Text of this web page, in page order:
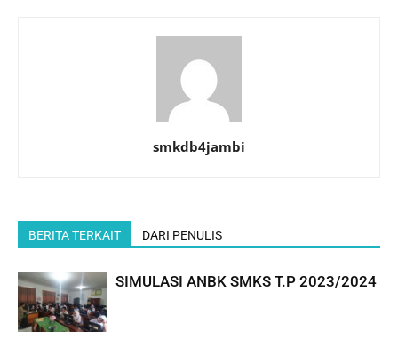
smkdb4jambi
BERITA TERKAIT DARI PENULIS
SIMULASI ANBK SMKS T.P 2023/2024